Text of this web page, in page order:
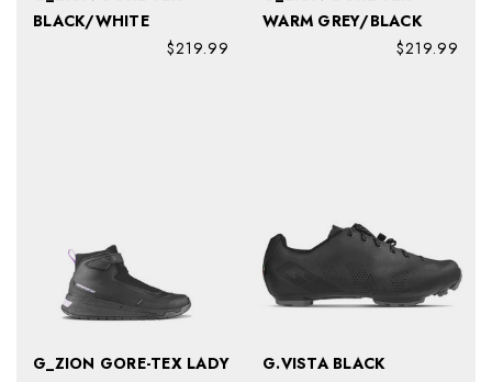
BLACK/WHITE
$219.99
WARM GREY/BLACK
$219.99
G_ZION GORE-TEX LADY
G.VISTA BLACK